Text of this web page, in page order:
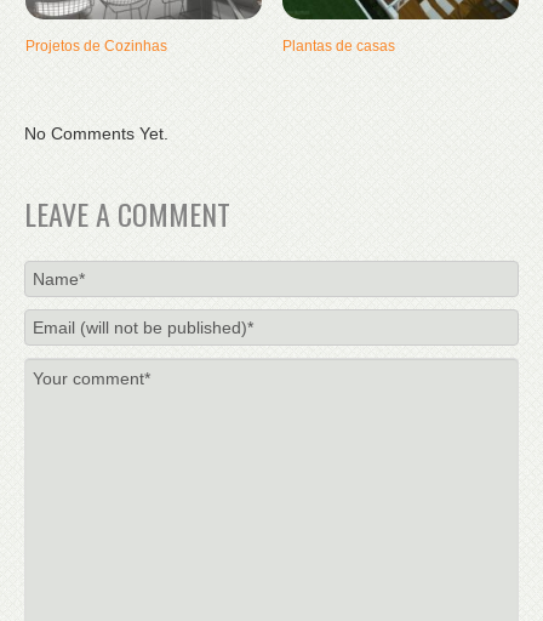
Projetos de Cozinhas Plantas de casas
No Comments Yet.
LEAVE A COMMENT